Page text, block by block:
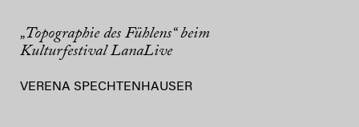
„Topographie des Fühlens“ beim
Kulturfestival LanaLive
VERENA SPECHTENHAUSER